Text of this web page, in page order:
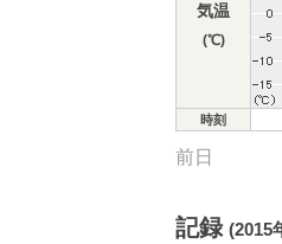
気温
(℃)
時刻
前日
記録 (2015